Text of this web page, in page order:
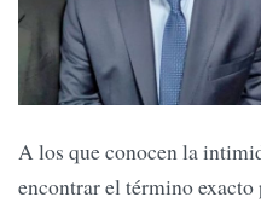
A los que conocen la
encontrar el término